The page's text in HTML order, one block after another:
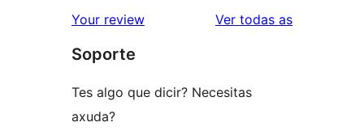
Your review Ver todas asvaloracións
Soporte
Tes algo que dicir? Necesitas
axuda?